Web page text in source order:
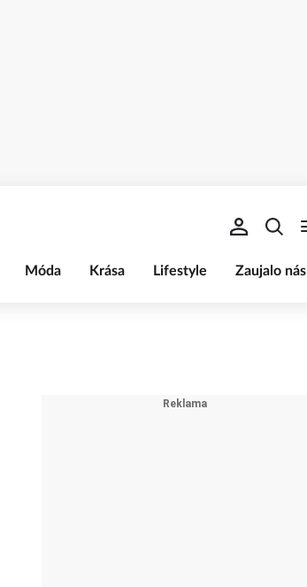
Móda Krása Lifestyle Zaujalo nás